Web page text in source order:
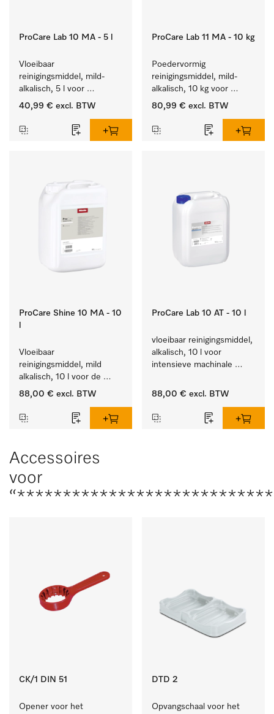
ProCare Lab 10 MA - 5 l
Vloeibaar
reinigingsmiddel, mild-
alkalisch, 5 l voor
materiaalbesparende,
laboratoriumglasw. en -
40,99 € excl. BTW
ProCare Lab 11 MA - 10 kg
Poedervormig
reinigingsmiddel, mild-
alkalisch, 10 kg voor
materiaalbesparende,
laboratoriumglasw. en -
80,99 € excl. BTW
ProCare Shine 10 MA - 10
Vloeibaar
reinigingsmiddel, mild
alkalisch, 10 l voor de
reiniging van lichte
bestek en glazen.
88,00 € excl. BTW
ProCare Lab 10 AT - 10 l
vloeibaar reinigingsmiddel,
alkalisch, 10 l voor
intensieve machinale
laboratoriumglaswerk en -
88,00 € excl. BTW
Accessoires
voor
CK/1 DIN 51
Opener voor het
DTD 2
Opvangschaal voor het